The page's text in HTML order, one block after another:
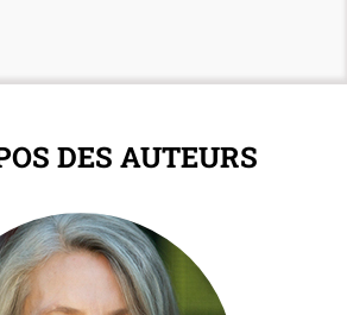
DES AUTEURS